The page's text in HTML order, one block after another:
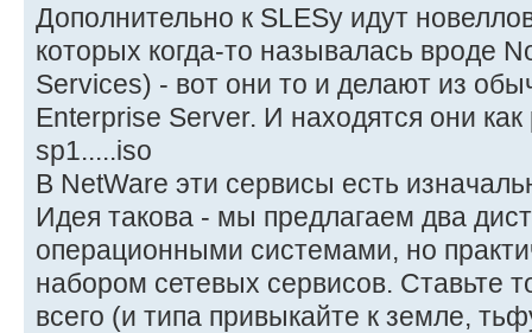
Дополнительно к SLESу идут
которых когда-то называлась вроде
Services) - вот они то и делают из
Enterprise Server. И находятся они
sp1.....iso
В NetWare эти сервисы есть
Идея такова - мы предлагаем два
операционными системами, но
набором сетевых сервисов. Ставьте
всего (и типа привыкайте к земле,